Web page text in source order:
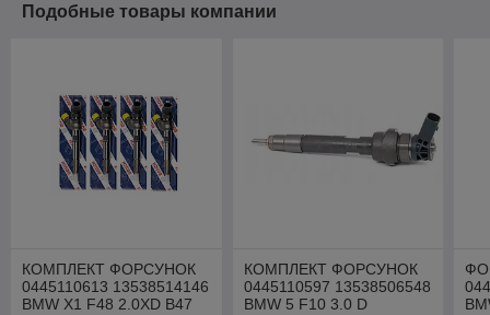
Подобные товары компании
КОМПЛЕКТ ФОРСУНОК
0445110613 13538514146
BMW X1 F48 2.0XD B47
КОМПЛЕКТ ФОРСУНОК
0445110597 13538506548
BMW 5 F10 3.0 D